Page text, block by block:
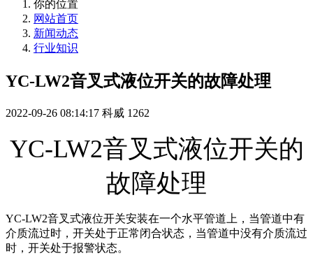
你的位置
网站首页
新闻动态
行业知识
YC-LW2音叉式液位开关的故障处理
2022-09-26 08:14:17 科威 1262
YC-LW2音叉式液位开关的
故障处理
YC-LW2音叉式液位开关安装在一个水平管道上，当管道中有
介质流过时，开关处于正常闭合状态，当管道中没有介质流过
时，开关处于报警状态。